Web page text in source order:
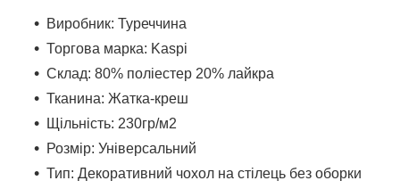
Виробник: Туреччина
Торгова марка: Kaspi
Склад: 80% поліестер 20% лайкра
Тканина: Жатка-креш
Щільність: 230гр/м2
Розмір: Універсальний
Тип: Декоративний чохол на стілець без оборки